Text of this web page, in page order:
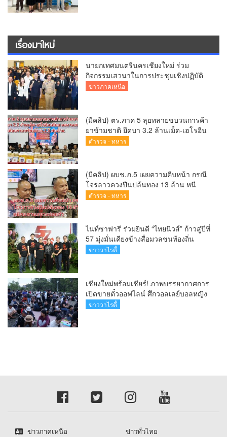
เรื่องมาใหม่
นายกเทศมนตรีนครเชียงใหม่ ร่วม
กิจกรรมเสวนาในการประชุมเชิงปฏิบัติ
การป้องกันการทุจริตเชิงรุก ขับเคลื่อน
ข่าวภาคเหนือ
(มีคลิป) ตร.ภาค 5 ลุยทลายขบวนการค้า
ยาข้ามชาติ ยึดบา 3.2 ล้านเม็ด-เฮโรอีน
เพียบ ผลงานสะสม 10 เดือนรวบทรัพย์
ตำรวจ - ทหาร
(มีคลิป) ผบช.ภ.5 เผยความคืบหน้า กรณี
โจรลาวควงปืนปล้นทอง 13 ล้าน หนี
กบดานแขวงบ่อแก้ว
ตำรวจ - ทหาร
ไนท์ซาฟารี ร่วมยินดี “ไทยนิวส์” ก้าวสู่ปีที่
57 มุ่งมั่นเคียงข้างสื่อมวลชนท้องถิ่น
ข่าววาไรตี้
เชียงใหม่พร้อมเชียร์! ภาพบรรยากาศการ
เปิดขายตั๋วออฟไลน์ ศึกวอลเลย์บอลหญิง
‘BYD DMI 6th SEA V Cup’ 6 ส.ค. นี้ รวม
ข่าววาไรตี้
ข่าวภาคเหนือ ข่าวทั่วไทย